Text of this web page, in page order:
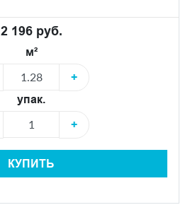
2 196 руб.
м²
+
упак.
+
КУПИТЬ